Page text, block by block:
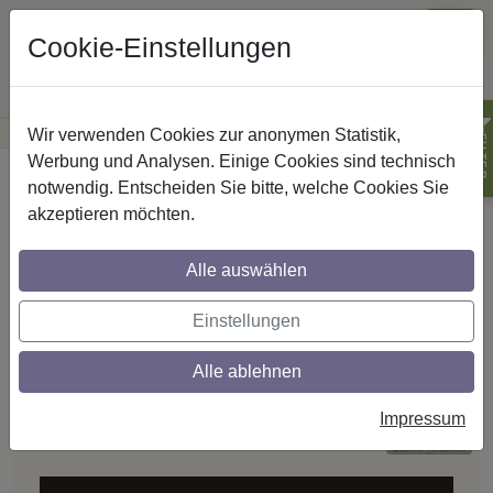
Günstige Versandkosteninnerhalb Österreichs· Sichere Zahlung
FILTER
Startseite Rundrohr-Innenlaufstangen
Innenlauf-Rundrohrstangen
RUNDROHR-INNENLAUFSTANGEN
Zwei Ebenen.
Ein Statement.
Das clevere Dual-System: vorne ein dekoratives
Cookie-Einstellungen
Wir verwenden Cookies zur anonymen Statistik,
Werbung und Analysen. Einige Cookies sind technisch
notwendig. Entscheiden Sie bitte, welche Cookies Sie
akzeptieren möchten.
Alle auswählen
Einstellungen
Alle ablehnen
Impressum